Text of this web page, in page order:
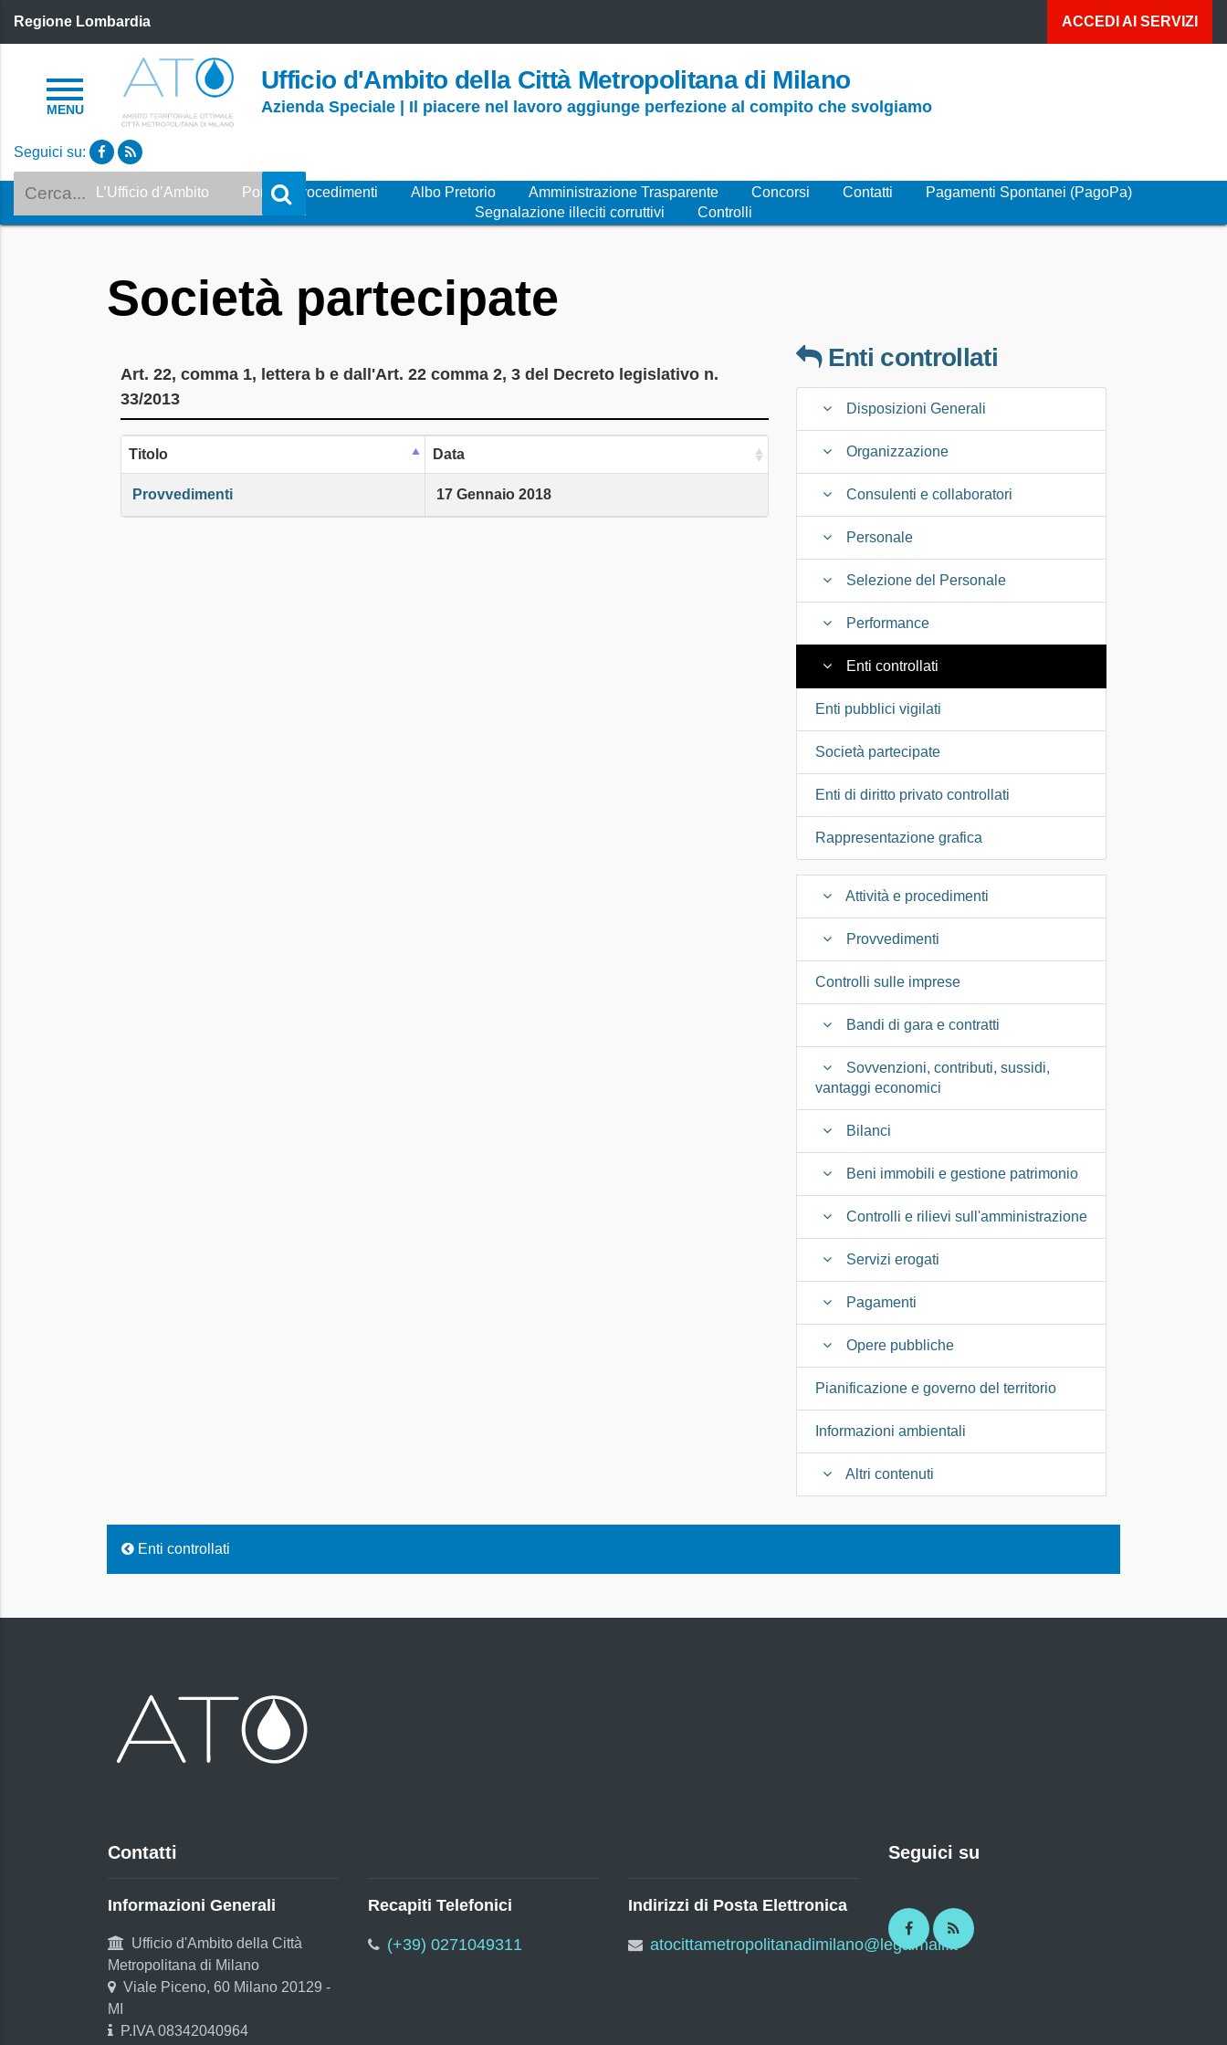
Regione Lombardia ACCEDI AI SERVIZI
Ufficio d'Ambito della Città Metropolitana di Milano
Azienda Speciale | Il piacere nel lavoro aggiunge perfezione al compito che svolgiamo
Seguici su:
Cerca
L’Ufficio d’Ambito Portale Procedimenti Albo Pretorio Amministrazione Trasparente Concorsi Contatti
Pagamenti Spontanei (PagoPa)
Segnalazione illeciti corruttivi
Controlli
Società partecipate
Art. 22, comma 1, lettera b e dall'Art. 22 comma 2, 3 del Decreto legislativo n.
33/2013
Titolo Data
Provvedimenti 17 Gennaio 2018
Enti controllati
Disposizioni Generali
Organizzazione
Consulenti e collaboratori
Personale
Selezione del Personale
Performance
Enti controllati
Enti pubblici vigilati
Società partecipate
Enti di diritto privato controllati
Rappresentazione grafica
Attività e procedimenti
Provvedimenti
Controlli sulle imprese
Bandi di gara e contratti
Sovvenzioni, contributi, sussidi,
vantaggi economici
Bilanci
Beni immobili e gestione patrimonio
Controlli e rilievi sull'amministrazione
Servizi erogati
Pagamenti
Opere pubbliche
Pianificazione e governo del territorio
Informazioni ambientali
Altri contenuti
Enti controllati
Contatti
Informazioni Generali
Ufficio d'Ambito della Città
Metropolitana di Milano
Viale Piceno, 60 Milano 20129 -
MI
P.IVA 08342040964
Recapiti Telefonici
(+39) 0271049311
Indirizzi di Posta Elettronica
atocittametropolitanadimilano@legalmail.it
Seguici su
FacebookRSS